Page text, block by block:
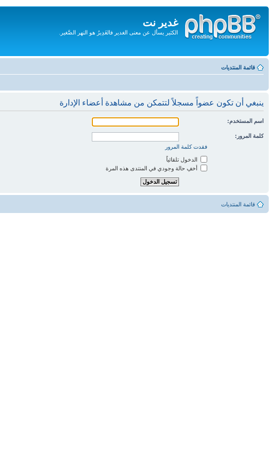
غدير نت
الكثير يسأل عن معنى الغدير فالغَدِيرُ هو النهر الصَّغير.
المحتويات
قائمة المنتديات
ينبغي أن تكون عضواً مسجلاً لتتمكن من مشاهدة أعضاء الإدارة
اسم المستخدم:
كلمة المرور:
فقدت كلمة المرور
الدخول تلقائياً
أخفِ حالة وجودي في المنتدى هذه المرة
قائمة المنتديات